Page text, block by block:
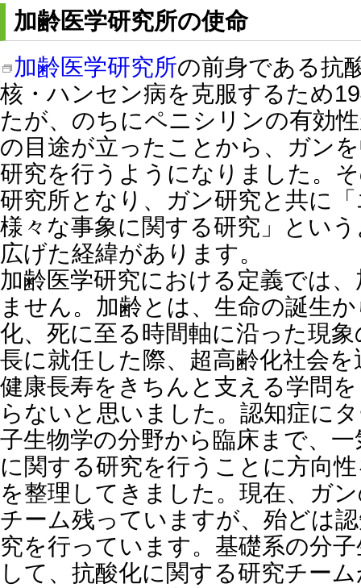
加齢医学研究所の使命
加齢医学研究所の前身である抗
核・ハンセン病を克服するため
たが、のちにペニシリンの有効
の目途が立ったことから、ガン
研究を行うようになりました。
研究所となり、ガン研究と共に
様々な事象に関する研究」とい
広げた経緯があります。
加齢医学研究における定義では
ません。加齢とは、生命の誕生
化、死に至る時間軸に沿った現
長に就任した際、超高齢化社会
健康長寿をきちんと支える学問
らないと思いました。認知症に
子生物学の分野から臨床まで、
に関する研究を行うことに方向
を整理してきました。現在、ガ
チーム残っていますが、殆どは
究を行っています。基礎系の分
して、抗酸化に関する研究チー